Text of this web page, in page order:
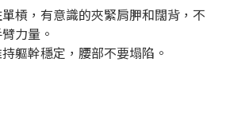
槓，有意識的夾緊肩胛和闊背，不
力量。
軀幹穩定，腰部不要塌陷。